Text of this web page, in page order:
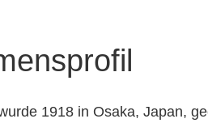
1918 in Osaka, Japan,